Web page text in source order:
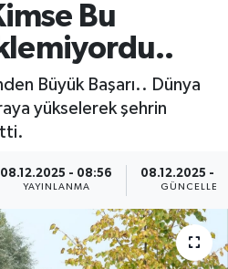
Bu
Büyük Başarı.. Dünya
yükselerek şehrin
08.12.2025 - 08:56
YAYINLANMA
08.12.2025 -